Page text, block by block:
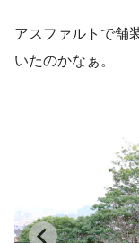
アスファルトで舗
いたのかなぁ。